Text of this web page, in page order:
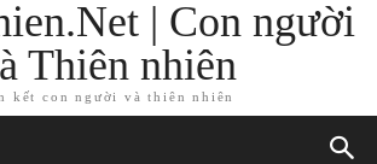
| Con người
Thiên nhiên
kết con người và thiên nhiên